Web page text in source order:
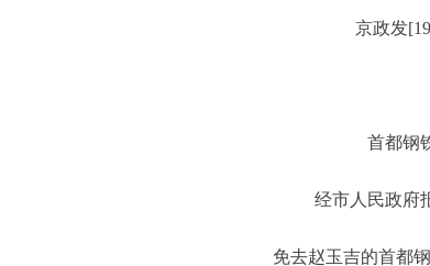
京政发
首都钢
经市人民政府
免去赵玉吉的首都钢